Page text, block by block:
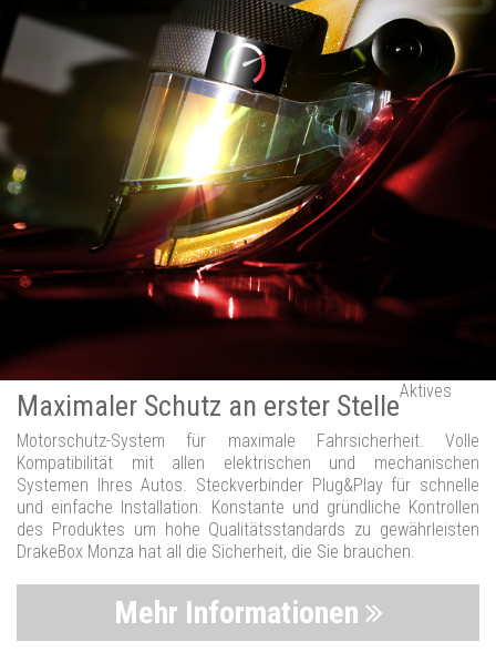
Maximaler Schutz an erster StelleAktives
Motorschutz-System für maximale Fahrsicherheit. Volle
Kompatibilität mit allen elektrischen und mechanischen
Systemen Ihres Autos. Steckverbinder Plug&Play für schnelle
und einfache Installation. Konstante und gründliche Kontrollen
des Produktes um hohe Qualitätsstandards zu gewährleisten
DrakeBox Monza hat all die Sicherheit, die Sie brauchen.
Mehr Informationen